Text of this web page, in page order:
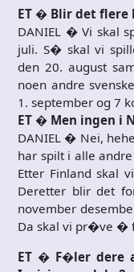
ET � Blir det flere
DANIEL � Vi skal
juli. S� skal vi
den 20. august
noen andre
1. september og 7
ET � Men ingen i
DANIEL � Nei,
har spilt i alle
Etter Finland skal
Deretter blir det
november
Da skal vi pr�ve �
ET � F�ler dere